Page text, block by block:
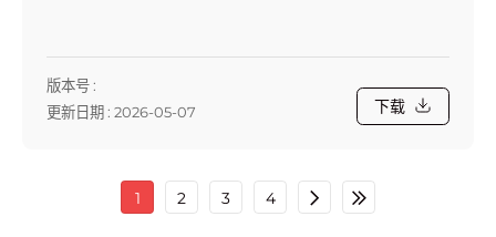
版本号 :
更新日期 : 2026-05-07
下载
1 2 3 4